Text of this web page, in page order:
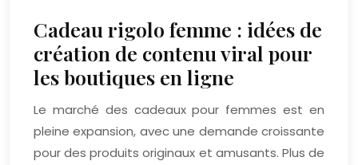
Cadeau rigolo femme : idées de
création de contenu viral pour
les boutiques en ligne
Le marché des cadeaux pour femmes est en
pleine expansion, avec une demande croissante
pour des produits originaux et amusants. Plus de